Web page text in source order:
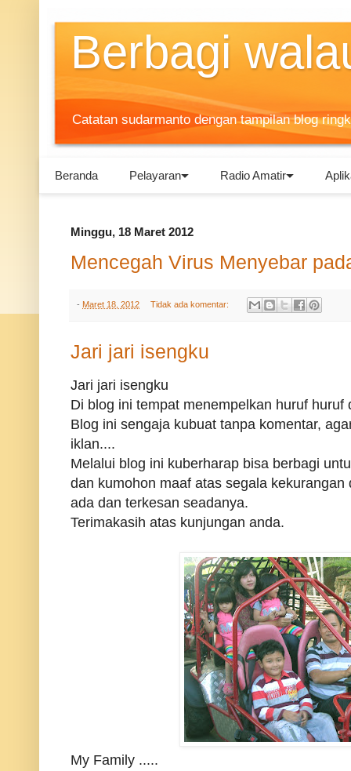
Berbagi
Catatan sudarmanto dengan tampilan blog
Minggu, 18 Maret 2012
Mencegah Virus Menyebar
- Maret 18, 2012 Tidak ada komentar:
Jari jari isengku
Jari jari isengku
Di blog ini tempat menempelkan huruf huruf
Blog ini sengaja kubuat tanpa komentar,
iklan....
Melalui blog ini kuberharap bisa berbagi
dan kumohon maaf atas segala
ada dan terkesan seadanya.
Terimakasih atas kunjungan anda.
My Family .....
Beranda Pelayaran Radio Amatir